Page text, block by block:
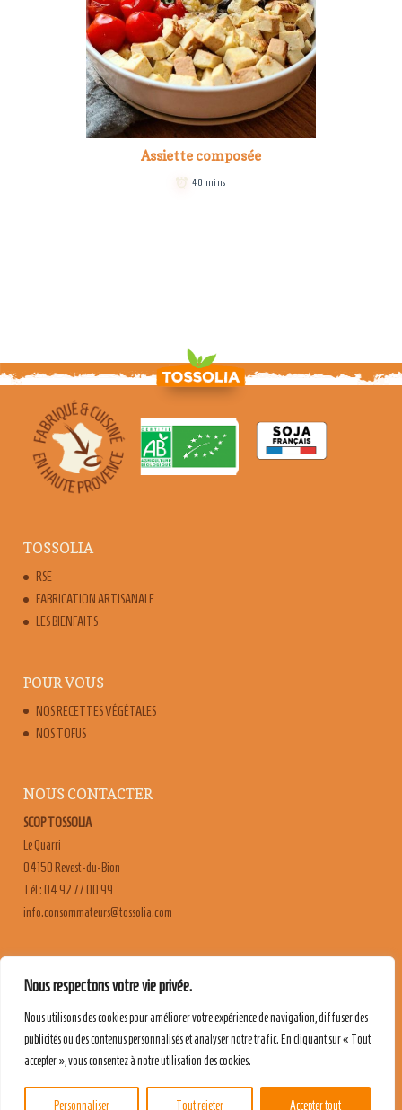
Nous respectons votre vie privée.
Nous utilisons des cookies pour améliorer votre expérience de navigation, diffuser des
publicités ou des contenus personnalisés et analyser notre trafic. En cliquant sur « Tout
accepter », vous consentez à notre utilisation des cookies.
Personnaliser Tout rejeter Accepter tout
Assiette composée
40 mins
TOSSOLIA
RSE
FABRICATION ARTISANALE
LES BIENFAITS
POUR VOUS
NOS RECETTES VÉGÉTALES
NOS TOFUS
NOUS CONTACTER
SCOP TOSSOLIA
Le Quarri
04150 Revest-du-Bion
Tél : 04 92 77 00 99
moc.ailossot@sruetammosnoc.ofni
CONTACT & RECRUTEMENT
MENTIONS LÉGALES
POLITIQUE DE CONFIDENTIALITÉ